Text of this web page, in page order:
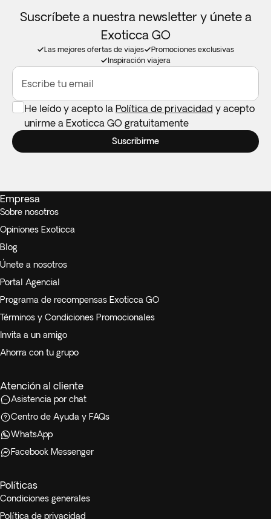
Suscríbete a nuestra newsletter y únete a
Exoticca GO
Las mejores ofertas de viajes
Promociones exclusivas
Inspiración viajera
Escribe tu email
He leído y acepto la Política de privacidad y acepto
unirme a Exoticca GO gratuitamente
Suscribirme
Empresa
Sobre nosotros
Opiniones Exoticca
Blog
Únete a nosotros
Portal Agencial
Programa de recompensas Exoticca GO
Términos y Condiciones Promocionales
Invita a un amigo
Ahorra con tu grupo
Atención al cliente
Asistencia por chat
Centro de Ayuda y FAQs
WhatsApp
Facebook Messenger
Políticas
Condiciones generales
Política de privacidad